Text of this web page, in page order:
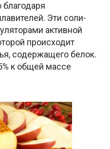
Эти соли-
активной
происходит
содержащего белок.
к общей массе